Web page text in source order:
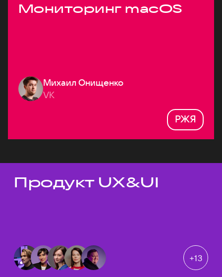
Мониторинг macOS
Михаил Онищенко
VK
РЖЯ
Темы докладов
Продукт UX&UI
+13